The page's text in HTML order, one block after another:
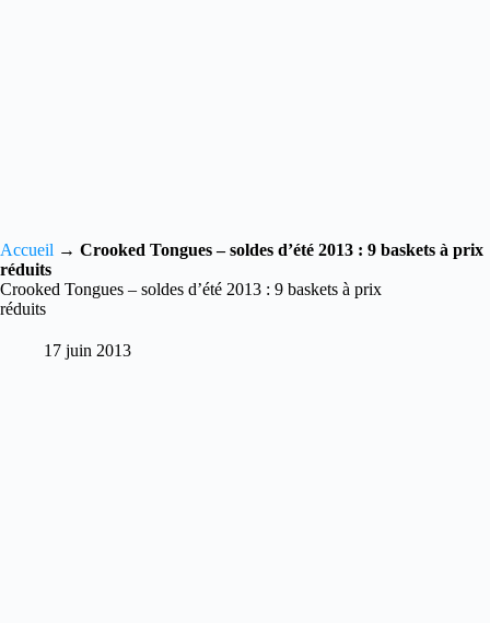
Accueil → Crooked Tongues – soldes d’été 2013 : 9 baskets à prix
réduits
Crooked Tongues – soldes d’été 2013 : 9 baskets à prix
réduits
17 juin 2013